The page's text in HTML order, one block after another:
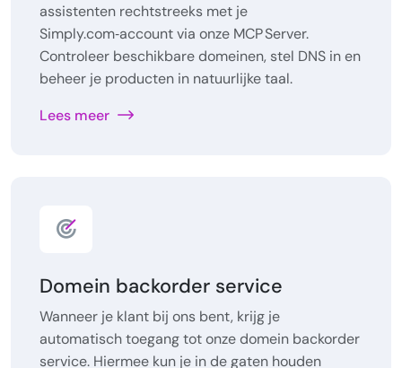
assistenten rechtstreeks met je
Simply.com‑account via onze MCP Server.
Controleer beschikbare domeinen, stel DNS in en
beheer je producten in natuurlijke taal.
Lees meer
Domein backorder service
Wanneer je klant bij ons bent, krijg je
automatisch toegang tot onze domein backorder
service. Hiermee kun je in de gaten houden